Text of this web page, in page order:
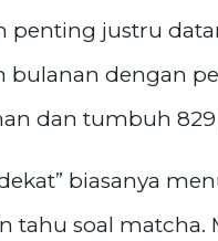
penting justru
bulanan dengan
dan tumbuh 829
biasanya
tahu soal